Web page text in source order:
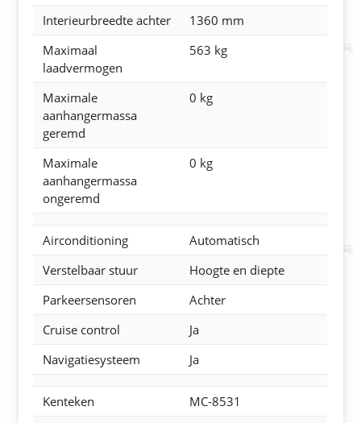
Interieurbreedte achter
1360 mm
Maximaal
laadvermogen
563 kg
Maximale
aanhangermassa
geremd
0 kg
Maximale
aanhangermassa
ongeremd
0 kg
Airconditioning
Automatisch
Verstelbaar stuur
Hoogte en diepte
Parkeersensoren
Achter
Cruise control
Ja
Navigatiesysteem
Ja
Kenteken
MC-8531